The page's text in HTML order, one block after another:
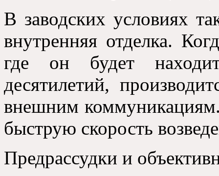
В заводских условиях
внутренняя отделка.
где он будет
десятилетий,
внешним коммуникациям
быструю скорость
Предрассудки и